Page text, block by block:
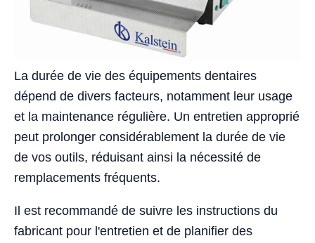
La durée de vie des équipements dentaires
dépend de divers facteurs, notamment leur usage
et la maintenance régulière. Un entretien approprié
peut prolonger considérablement la durée de vie
de vos outils, réduisant ainsi la nécessité de
remplacements fréquents.
Il est recommandé de suivre les instructions du
fabricant pour l'entretien et de planifier des